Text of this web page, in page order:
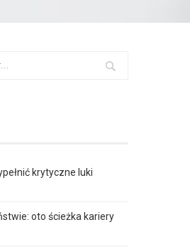
krytyczne luki
oto ścieżka kariery